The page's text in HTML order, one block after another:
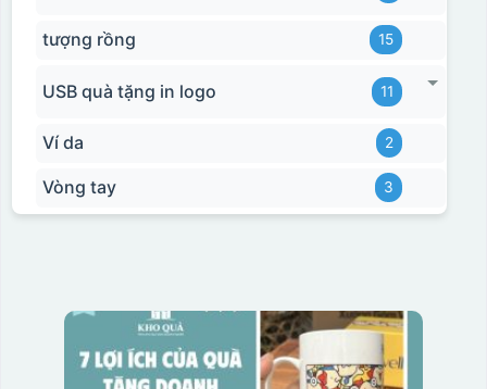
tượng rồng 15
USB quà tặng in logo 11
Ví da 2
Vòng tay 3